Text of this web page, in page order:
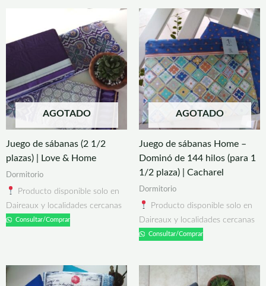
AGOTADO
Juego de sábanas (2 1/2
plazas) | Love & Home
Dormitorio
Producto disponible solo en
Daireaux y localidades cercanas
Consultar/Comprar
AGOTADO
Juego de sábanas Home –
Dominó de 144 hilos (para 1
1/2 plaza) | Cacharel
Dormitorio
Producto disponible solo en
Daireaux y localidades cercanas
Consultar/Comprar